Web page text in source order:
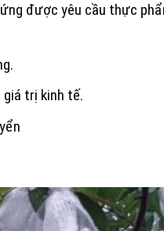
được yêu cầu thực
trị kinh tế.